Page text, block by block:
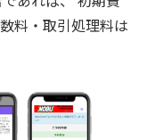
料・取引処理料は